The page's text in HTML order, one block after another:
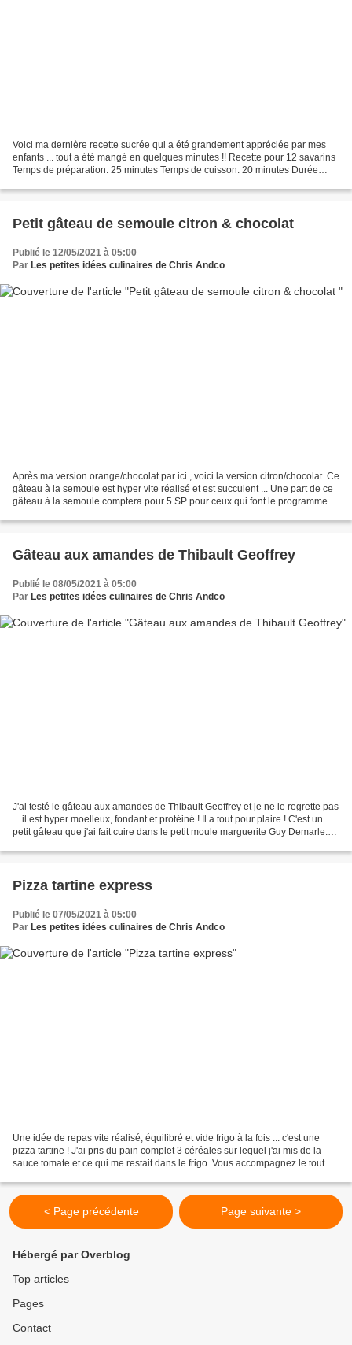
Voici ma dernière recette sucrée qui a été grandement appréciée par mes
enfants ... tout a été mangé en quelques minutes !! Recette pour 12 savarins
Temps de préparation: 25 minutes Temps de cuisson: 20 minutes Durée
Petit gâteau de semoule citron & chocolat
Publié le 12/05/2021 à 05:00
Par Les petites idées culinaires de Chris Andco
Après ma version orange/chocolat par ici , voici la version citron/chocolat. Ce
gâteau à la semoule est hyper vite réalisé et est succulent ... Une part de ce
gâteau à la semoule comptera pour 5 SP pour ceux qui font le programme
Gâteau aux amandes de Thibault Geoffrey
Publié le 08/05/2021 à 05:00
Par Les petites idées culinaires de Chris Andco
J'ai testé le gâteau aux amandes de Thibault Geoffrey et je ne le regrette pas
... il est hyper moelleux, fondant et protéiné ! Il a tout pour plaire ! C'est un
petit gâteau que j'ai fait cuire dans le petit moule marguerite Guy Demarle.
Pizza tartine express
Publié le 07/05/2021 à 05:00
Par Les petites idées culinaires de Chris Andco
Une idée de repas vite réalisé, équilibré et vide frigo à la fois ... c'est une
pizza tartine ! J'ai pris du pain complet 3 céréales sur lequel j'ai mis de la
sauce tomate et ce qui me restait dans le frigo. Vous accompagnez le tout de
< Page précédente Page suivante >
Hébergé par Overblog
Top articles
Pages
Contact